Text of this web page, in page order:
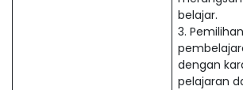
belajar.
3.
dengan
pelajaran